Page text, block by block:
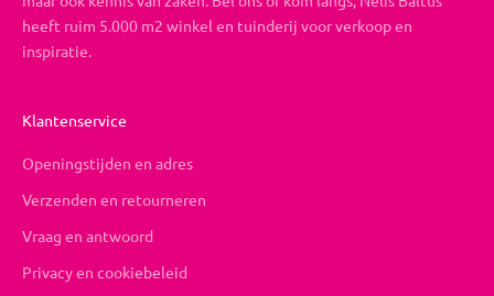
heeft ruim 5.000 m2 winkel en tuinderij voor verkoop en
inspiratie.
Klantenservice
Openingstijden en adres
Verzenden en retourneren
Vraag en antwoord
Privacy en cookiebeleid